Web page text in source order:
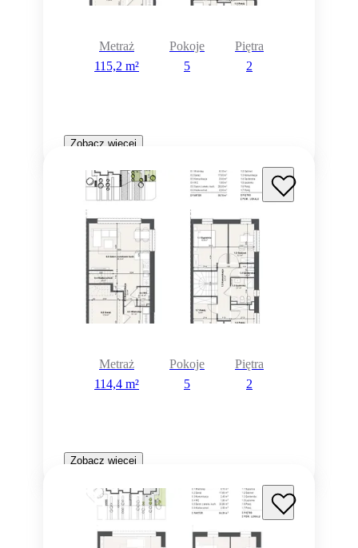
Metraż
115,2 m²
Pokoje
5
Piętra
2
Zobacz więcej
Metraż
114,4 m²
Pokoje
5
Piętra
2
Zobacz więcej